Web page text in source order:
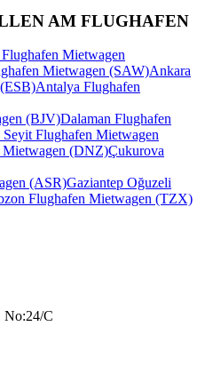
AM FLUGHAFEN
Mietwagen
Mietwagen (SAW)Ankara
Antalya Flughafen
(BJV)Dalaman Flughafen
Flughafen Mietwagen
Mietwagen (DNZ)Çukurova
(ASR)Gaziantep Oğuzeli
Flughafen Mietwagen (TZX)
No:24/C